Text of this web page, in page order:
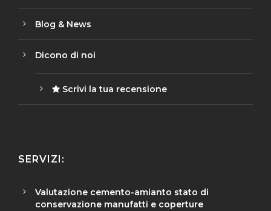
Blog & News
Dicono di noi
Scrivi la tua recensione
SERVIZI:
Valutazione cemento-amianto stato di
conservazione manufatti e coperture